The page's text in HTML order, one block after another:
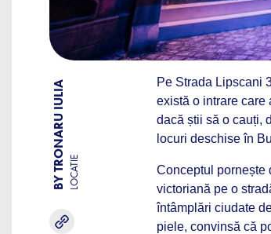
BY TRONARU IULIA LOCATIE
Pe Strada Lipscani
există o intrare care
dacă știi să o cauți,
locuri deschise în
Conceptul pornește
victoriană pe o
întâmplări ciudate
piele, convinsă că